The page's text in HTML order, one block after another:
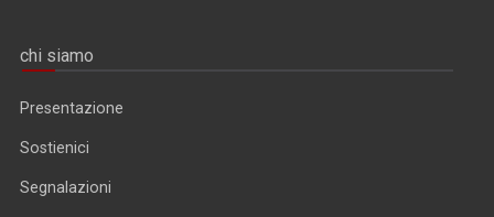
chi siamo
Presentazione
Sostienici
Segnalazioni